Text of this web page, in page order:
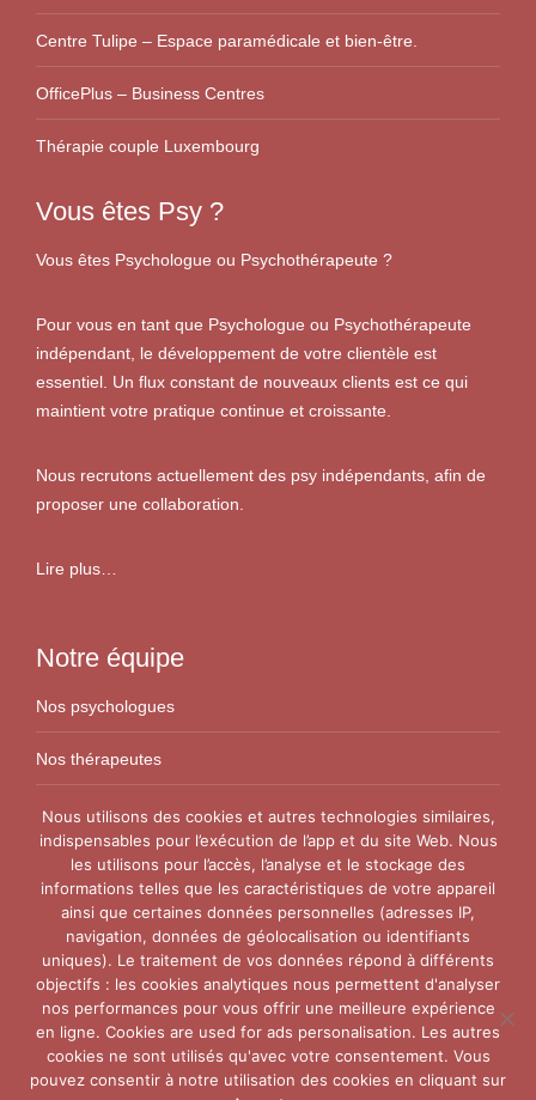
Centre Tulipe – Espace paramédicale et bien-être.
OfficePlus – Business Centres
Thérapie couple Luxembourg
Vous êtes Psy ?
Vous êtes Psychologue ou Psychothérapeute ?
Pour vous en tant que Psychologue ou Psychothérapeute
indépendant, le développement de votre clientèle est
essentiel. Un flux constant de nouveaux clients est ce qui
maintient votre pratique continue et croissante.
Nous recrutons actuellement des psy indépendants, afin de
proposer une collaboration.
Lire plus…
Notre équipe
Nos psychologues
Nos thérapeutes
Nos conseillers conjugaux
Nos Centres
Centre VitaPsy Bruxelles
Copyright © 2015-2026Thérapie Couple Belgique.Tous
Nous utilisons des cookies et autres technologies similaires,
indispensables pour l’exécution de l’app et du site Web. Nous
les utilisons pour l’accès, l’analyse et le stockage des
informations telles que les caractéristiques de votre appareil
ainsi que certaines données personnelles (adresses IP,
navigation, données de géolocalisation ou identifiants
uniques). Le traitement de vos données répond à différents
objectifs : les cookies analytiques nous permettent d'analyser
nos performances pour vous offrir une meilleure expérience
en ligne. Cookies are used for ads personalisation. Les autres
cookies ne sont utilisés qu'avec votre consentement. Vous
pouvez consentir à notre utilisation des cookies en cliquant sur